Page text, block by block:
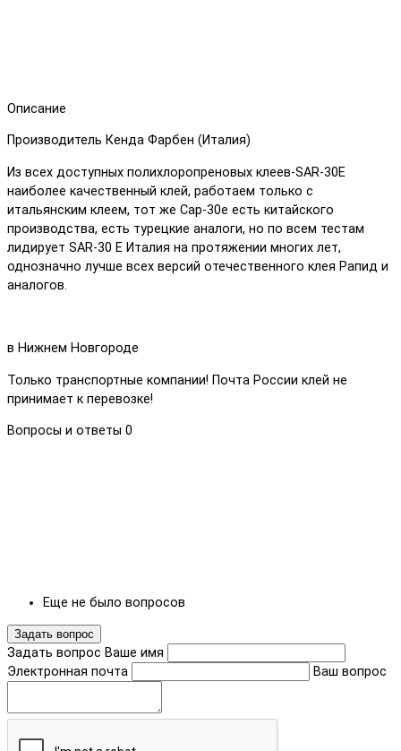
Описание
Производитель Кенда Фарбен (Италия)
Из всех доступных полихлоропреновых клеев-SAR-30E
наиболее качественный клей, работаем только с
итальянским клеем, тот же Сар-30е есть китайского
производства, есть турецкие аналоги, но по всем тестам
лидирует SAR-30 E Италия на протяжении многих лет,
однозначно лучше всех версий отечественного клея Рапид и
аналогов.
в Нижнем Новгороде
Только транспортные компании! Почта России клей не
принимает к перевозке!
Вопросы и ответы 0
Еще не было вопросов
Задать вопрос
Задать вопрос Ваше имя
Электронная почта
Ваш вопрос